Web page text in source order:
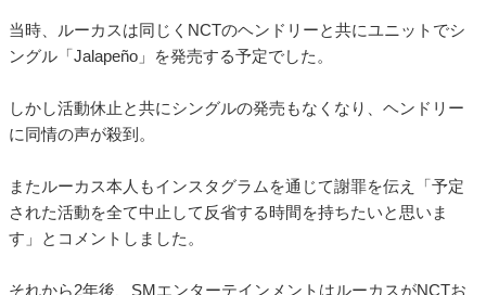
当時、ルーカスは同じくNCTのヘンドリーと共にユニットでシ
ングル「Jalapeño」を発売する予定でした。
しかし活動休止と共にシングルの発売もなくなり、ヘンドリー
に同情の声が殺到。
またルーカス本人もインスタグラムを通じて謝罪を伝え「予定
された活動を全て中止して反省する時間を持ちたいと思いま
す」とコメントしました。
それから2年後、SMエンターテインメントはルーカスがNCTお